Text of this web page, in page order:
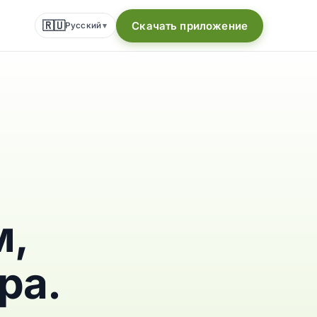
🇷🇺Русский▾ Скачать приложение